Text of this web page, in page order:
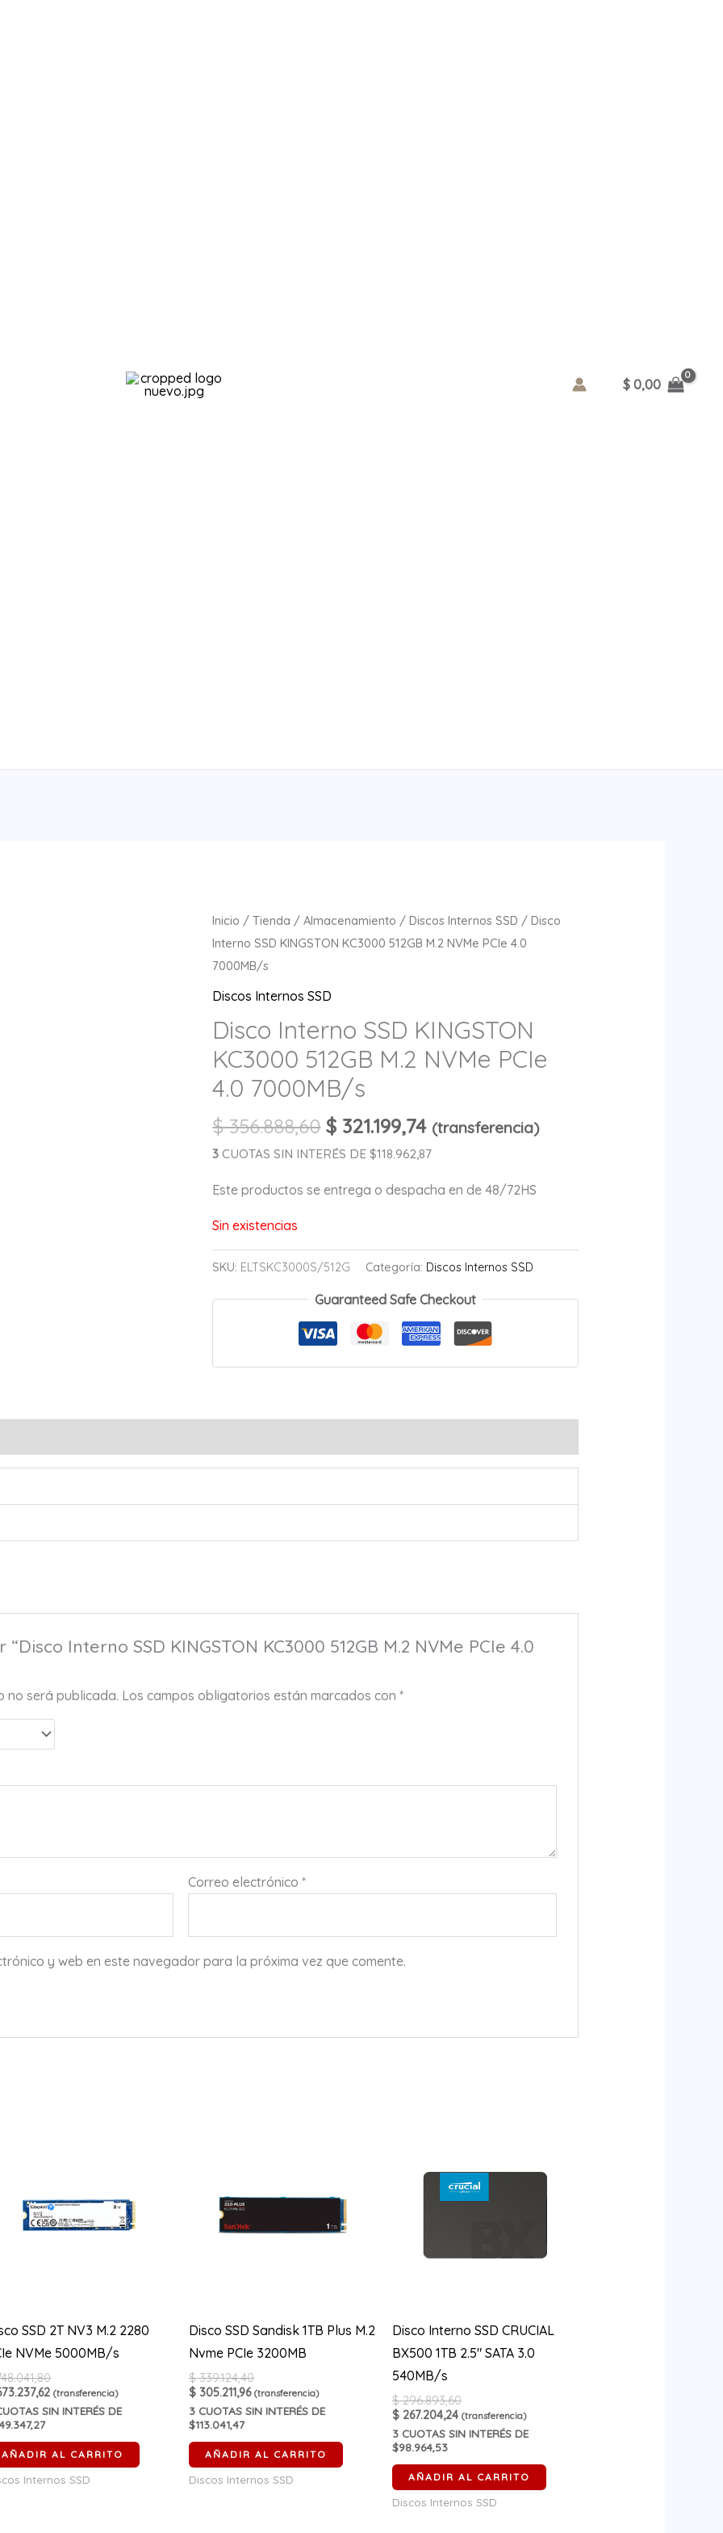
$0,00
Inicio /Tienda /Almacenamiento /Discos Internos SSD / Disco
Interno SSD KINGSTON KC3000 512GB M.2 NVMe PCIe 4.0
7000MB/s
Discos Internos SSD
Disco Interno SSD KINGSTON
KC3000 512GB M.2 NVMe PCIe
4.0 7000MB/s
$356.888,60 $ 321.199,74 (transferencia)
3 CUOTAS SIN INTERÉS DE $118.962,87
Este productos se entrega o despacha en de 48/72HS
Sin existencias
SKU: ELTSKC3000S/512G Categoría: Discos Internos SSD
Guaranteed Safe Checkout
Interno SSD KINGSTON KC3000 512GB M.2 NVMe PCIe 4.0
no será publicada. Los campos obligatorios están marcados con*
Correo electrónico*
y web en este navegador para la próxima vez que comente.
SSD 2T NV3 M.2 2280
NVMe 5000MB/s
(transferencia)
SIN INTERÉS DE
AÑADIR AL CARRITO
Internos SSD
Disco SSD Sandisk 1TB Plus M.2
Nvme PCIe 3200MB
$339.124,40
$ 305.211,96 (transferencia)
3 CUOTAS SIN INTERÉS DE
$113.041,47
AÑADIR AL CARRITO
Discos Internos SSD
Disco Interno SSD CRUCIAL
BX500 1TB 2.5″ SATA 3.0
540MB/s
$296.893,60
$267.204,24 (transferencia)
3CUOTAS SIN INTERÉS DE
$98.964,53
AÑADIR AL CARRITO
Discos Internos SSD